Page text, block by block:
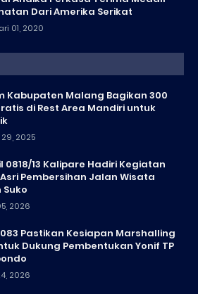
Dari Amerika Serikat
01, 2020
Kabupaten Malang Bagikan 300
di Rest Area Mandiri untuk
2025
0818/13 Kalipare Hadiri Kegiatan
Pembersihan Jalan Wisata
2026
Pastikan Kesiapan Marshalling
Dukung Pembentukan Yonif TP
2026